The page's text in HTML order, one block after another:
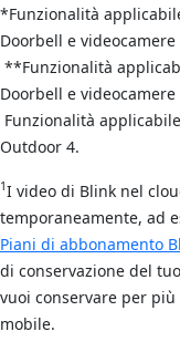
*Funzionalità
Doorbell e
**Funzionalità
Doorbell e
Funzionalità
Outdoor 4.
1I video di Blink nel
temporaneamente, ad
Piani di abbonamento
di conservazione del
vuoi conservare per
mobile.